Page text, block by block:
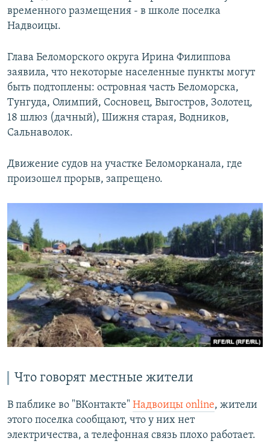
временного размещения - в школе поселка
Надвоицы.
Глава Беломорского округа Ирина Филиппова
заявила, что некоторые населенные пункты могут
быть подтоплены: островная часть Беломорска,
Тунгуда, Олимпий, Сосновец, Выгостров, Золотец,
18 шлюз (дачный), Шижня старая, Водников,
Сальнаволок.
Движение судов на участке Беломорканала, где
произошел прорыв, запрещено.
Что говорят местные жители
В паблике во "ВКонтакте" Надвоицы online, жители
этого поселка сообщают, что у них нет
электричества, а телефонная связь плохо работает.